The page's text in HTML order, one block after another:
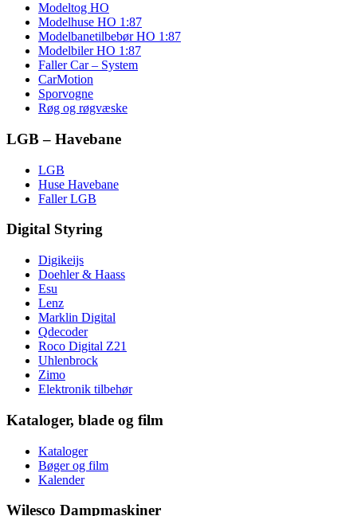
Modeltog HO
Modelhuse HO 1:87
Modelbanetilbebør HO 1:87
Modelbiler HO 1:87
Faller Car – System
CarMotion
Sporvogne
Røg og røgvæske
LGB – Havebane
LGB
Huse Havebane
Faller LGB
Digital Styring
Digikeijs
Doehler & Haass
Esu
Lenz
Marklin Digital
Qdecoder
Roco Digital Z21
Uhlenbrock
Zimo
Elektronik tilbehør
Kataloger, blade og film
Kataloger
Bøger og film
Kalender
Wilesco Dampmaskiner